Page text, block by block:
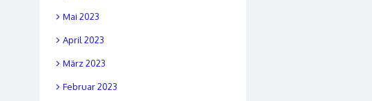
Mai 2023
April 2023
März 2023
Februar 2023